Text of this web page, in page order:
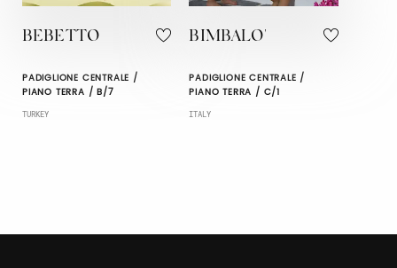
BEBETTO
PADIGLIONE CENTRALE /
PIANO TERRA / B/7
TURKEY
BIMBALO'
PADIGLIONE CENTRALE /
PIANO TERRA / C/1
ITALY